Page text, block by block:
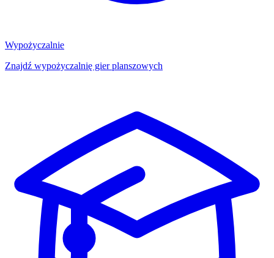
Wypożyczalnie
Znajdź wypożyczalnię gier planszowych